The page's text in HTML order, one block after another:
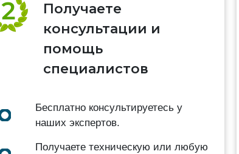
Получаете
консультации и
помощь
специалистов
Бесплатно консультируетесь у
наших экспертов.
Получаете техническую или любую